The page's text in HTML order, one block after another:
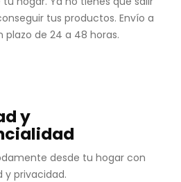
tus productos. Envío a
plazo de 24 a 48 horas.
y
desde tu hogar con
y privacidad.